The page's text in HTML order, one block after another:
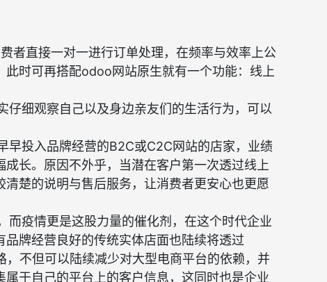
者直接一对一进行订单处理，在频率与效率上公
时可再搭配odoo网站原生就有一个功能：线上
仔细观察自己以及身边亲友们的生活行为，可以
早投入品牌经营的B2C或C2C网站的店家，业绩
长。原因不外乎，当潜在客户第一次透过线上
楚的说明与售后服务，让消费者更安心也更愿
而疫情更是这股力量的催化剂，在这个时代企业
牌经营良好的传统实体店面也陆续将透过
不但可以陆续减少对大型电商平台的依赖，并
于自己的平台上的客户信息，这同时也是企业